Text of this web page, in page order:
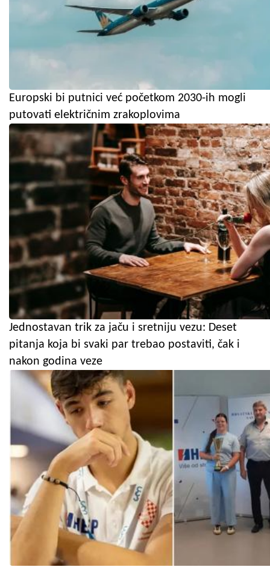
Europski bi putnici već početkom 2030-ih mogli
putovati električnim zrakoplovima
Jednostavan trik za jaču i sretniju vezu: Deset
pitanja koja bi svaki par trebao postaviti, čak i
nakon godina veze